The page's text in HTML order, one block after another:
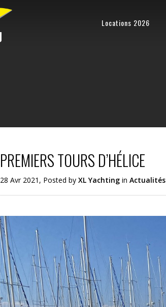
Locations 2026
PREMIERS TOURS D’HÉLICE
28 Avr 2021, Posted by XL Yachting in Actualités